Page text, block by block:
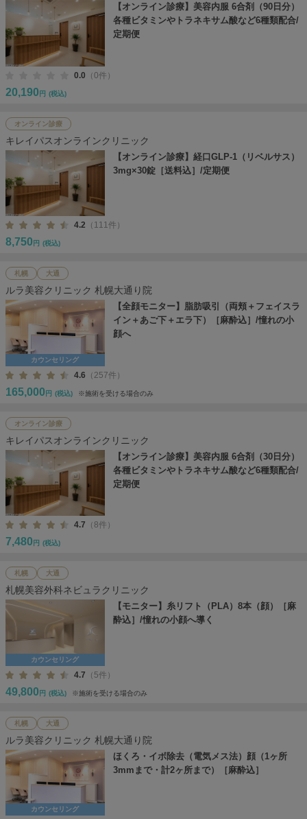
【オンライン診療】美容内服 6合剤（90日分）
各種ビタミンやトラネキサム酸など6種類配合/
定期便
0.0 （0件）
20,190 円 (税込)
オンライン診療
キレイパスオンラインクリニック
【オンライン診療】経口GLP-1（リベルサス）
3mg×30錠［送料込］/定期便
4.2 （111件）
8,750 円 (税込)
札幌 大通
ルラ美容クリニック 札幌大通り院
カウンセリング
【全顔モニター】脂肪吸引（両頬＋フェイスラ
イン＋あご下＋エラ下）［麻酔込］/憧れの小
顔へ
4.6 （257件）
165,000 円 (税込) ※施術を受ける場合のみ
オンライン診療
キレイパスオンラインクリニック
【オンライン診療】美容内服 6合剤（30日分）
各種ビタミンやトラネキサム酸など6種類配合/
定期便
4.7 （8件）
7,480 円 (税込)
札幌 大通
札幌美容外科ネビュラクリニック
カウンセリング
【モニター】糸リフト（PLA）8本（顔）［麻
酔込］/憧れの小顔へ導く
4.7 （5件）
49,800 円 (税込) ※施術を受ける場合のみ
札幌 大通
ルラ美容クリニック 札幌大通り院
カウンセリング
ほくろ・イボ除去（電気メス法）顔（1ヶ所
3mmまで・計2ヶ所まで）［麻酔込］